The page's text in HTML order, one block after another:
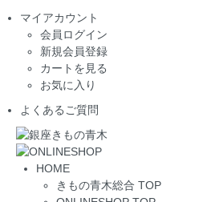
マイアカウント
会員ログイン
新規会員登録
カートを見る
お気に入り
よくあるご質問
HOME
きもの青木総合 TOP